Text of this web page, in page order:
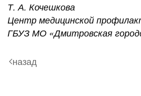
Т. А. Кочешкова
Центр медицинской
ГБУЗ МО «Дмитровская
назад